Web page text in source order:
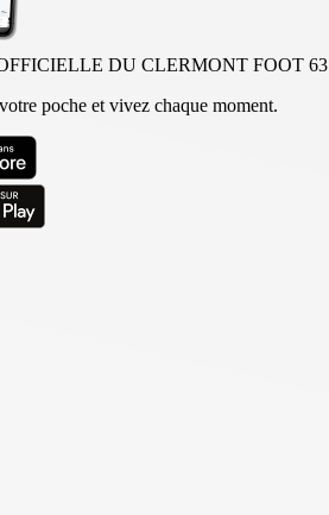
DU CLERMONT FOOT 63
poche et vivez chaque moment.